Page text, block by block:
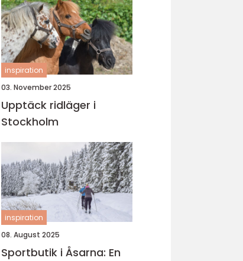
inspiration
03. November 2025
Upptäck ridläger i
Stockholm
inspiration
08. August 2025
Sportbutik i Åsarna: En